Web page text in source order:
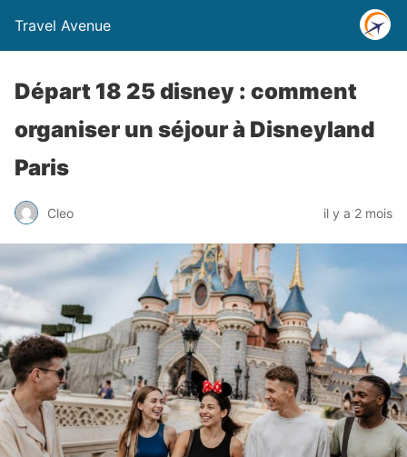
Travel Avenue
Départ 18 25 disney : comment
organiser un séjour à Disneyland
Paris
Cleo il y a 2 mois